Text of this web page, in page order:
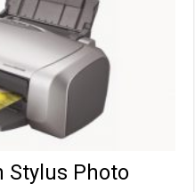
Stylus Photo